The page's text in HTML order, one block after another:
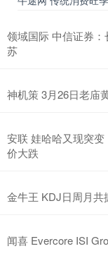
领域国际 中信证券
苏
神机策 3月26日老庙
安联 娃哈哈又现突变
价大跌
金牛王 KDJ日周月
闻喜 Evercore ISI